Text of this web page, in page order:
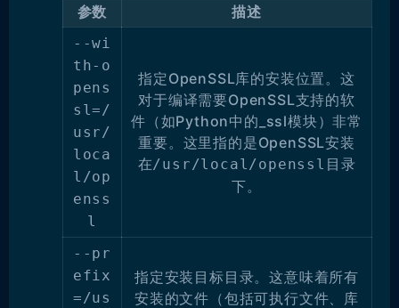
参数 描述
--wi
th-o
pens
sl=/
usr/
loca
l/op
enss
l
指定OpenSSL库的安装位置。这
对于编译需要OpenSSL支持的软
件（如Python中的_ssl模块）非常
重要。这里指的是OpenSSL安装
在/usr/local/openssl 目录
下。
--pr
efix
=/us
指定安装目标目录。这意味着所有
安装的文件（包括可执行文件、库